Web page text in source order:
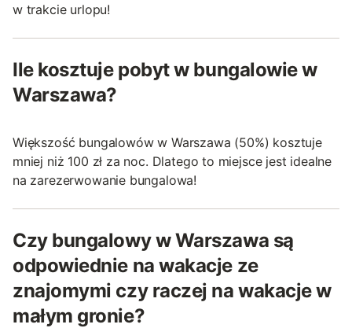
w trakcie urlopu!
Ile kosztuje pobyt w bungalowie w
Warszawa?
Większość bungalowów w Warszawa (50%) kosztuje
mniej niż 100 zł za noc. Dlatego to miejsce jest idealne
na zarezerwowanie bungalowa!
Czy bungalowy w Warszawa są
odpowiednie na wakacje ze
znajomymi czy raczej na wakacje w
małym gronie?